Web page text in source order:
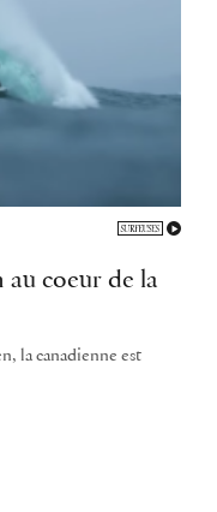
au coeur de la
la canadienne est